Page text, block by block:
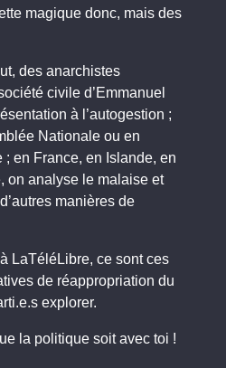
magique donc, mais des
des anarchistes
civile d’Emmanuel
à l’autogestion ;
Nationale ou en
en France, en Islande, en
on analyse le malaise et
manières de
LaTéléLibre, ce sont ces
de réappropriation du
explorer.
la politique soit avec toi !